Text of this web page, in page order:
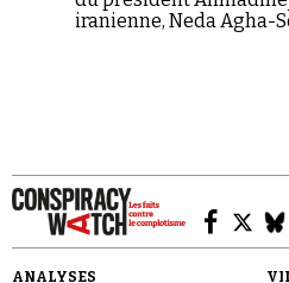
iranienne, Neda Agha-
ANALYSES